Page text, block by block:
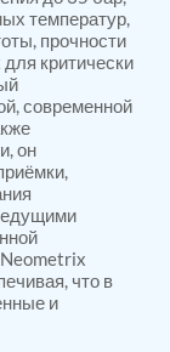
Bench
температур,
прочности
критически
современной
он
что в
и